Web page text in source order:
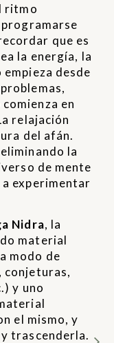
ritmo
que es
la energía, la
desde
en
relajación
del afán.
la
de mente
experimentar
Nidra, la
material
modo de
conjeturas,
y uno
el mismo, y
trascenderla.